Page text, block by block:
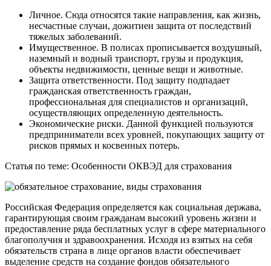
Личное. Сюда относятся такие направления, как жизнь,
несчастные случаи, дожитиеи защита от последствий
тяжелых заболеваний.
Имущественное. В полисах прописывается воздушный,
наземный и водный транспорт, грузы и продукция,
объекты недвижимости, ценные вещи и животные.
Защита ответственности. Под защиту подпадает
гражданская ответственность граждан,
профессиональная для специалистов и организаций,
осуществляющих определенную деятельность.
Экономические риски. Данной функцией пользуются
предприниматели всех уровней, покупающих защиту от
рисков прямых и косвенных потерь.
Статья по теме: Особенности ОКВЭД для страхования
Российская Федерация определяется как социальная держава,
гарантирующая своим гражданам высокий уровень жизни и
предоставление ряда бесплатных услуг в сфере материального
благополучия и здравоохранения. Исходя из взятых на себя
обязательств страна в лице органов власти обеспечивает
выделение средств на создание фондов обязательного